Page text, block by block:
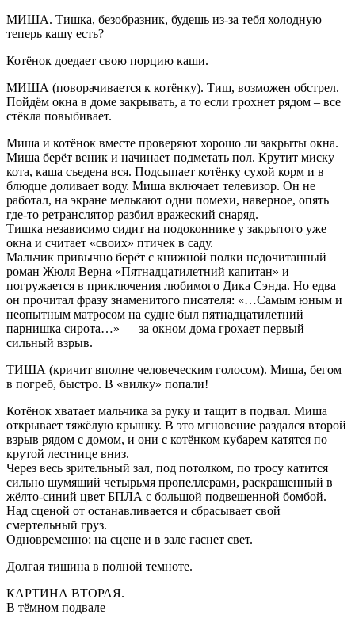
МИША. Тишка, безобразник, будешь из-за тебя холодную
теперь кашу есть?
Котёнок доедает свою порцию каши.
МИША (поворачивается к котёнку). Тиш, возможен обстрел.
Пойдём окна в доме закрывать, а то если грохнет рядом – все
стёкла повыбивает.
Миша и котёнок вместе проверяют хорошо ли закрыты окна.
Миша берёт веник и начинает подметать пол. Крутит миску
кота, каша съедена вся. Подсыпает котёнку сухой корм и в
блюдце доливает воду. Миша включает телевизор. Он не
работал, на экране мелькают одни помехи, наверное, опять
где-то ретранслятор разбил вражеский снаряд.
Тишка независимо сидит на подоконнике у закрытого уже
окна и считает «своих» птичек в саду.
Мальчик привычно берёт с книжной полки недочитанный
роман Жюля Верна «Пятнадцатилетний капитан» и
погружается в приключения любимого Дика Сэнда. Но едва
он прочитал фразу знаменитого писателя: «…Самым юным и
неопытным матросом на судне был пятнадцатилетний
парнишка сирота…» — за окном дома грохает первый
сильный взрыв.
ТИША (кричит вполне человеческим голосом). Миша, бегом
в погреб, быстро. В «вилку» попали!
Котёнок хватает мальчика за руку и тащит в подвал. Миша
открывает тяжёлую крышку. В это мгновение раздался второй
взрыв рядом с домом, и они с котёнком кубарем катятся по
крутой лестнице вниз.
Через весь зрительный зал, под потолком, по тросу катится
сильно шумящий четырьмя пропеллерами, раскрашенный в
жёлто-синий цвет БПЛА с большой подвешенной бомбой.
Над сценой от останавливается и сбрасывает свой
смертельный груз.
Одновременно: на сцене и в зале гаснет свет.
Долгая тишина в полной темноте.
КАРТИНА ВТОРАЯ.
В тёмном подвале